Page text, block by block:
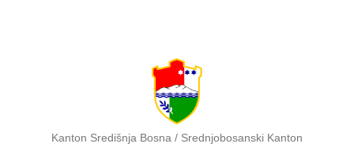
Kanton Središnja Bosna / Srednjobosanski Kanton